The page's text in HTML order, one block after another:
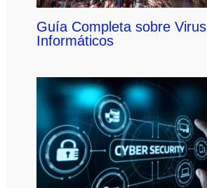
Guía Completa sobre Virus
Informáticos